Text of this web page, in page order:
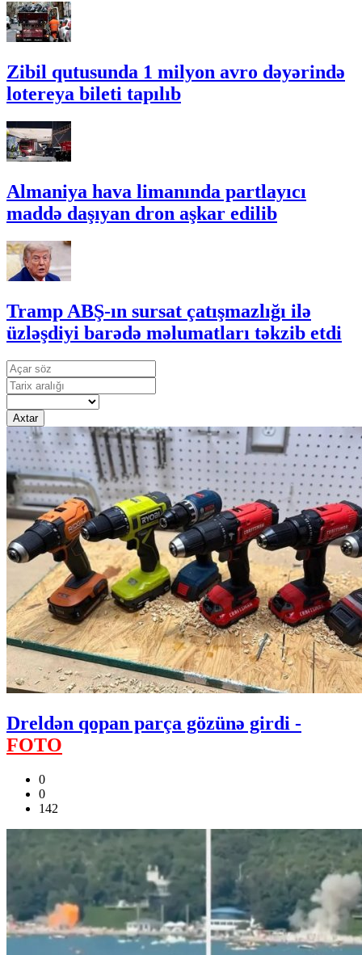
Zibil qutusunda 1 milyon avro dəyərində
lotereya bileti tapılıb
Almaniya hava limanında partlayıcı
maddə daşıyan dron aşkar edilib
Tramp ABŞ-ın sursat çatışmazlığı ilə
üzləşdiyi barədə məlumatları təkzib etdi
Axtar
Dreldən qopan parça gözünə girdi -
FOTO
0
0
142